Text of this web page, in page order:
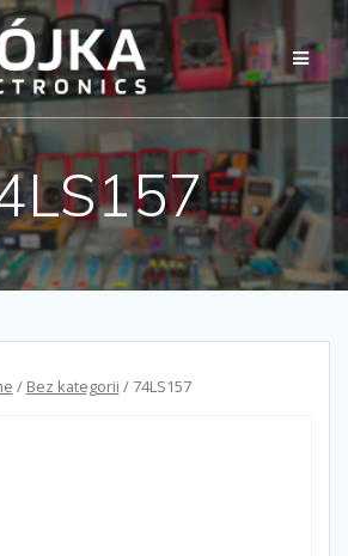
Przejdź
do
treści
/ Bez kategorii / 74LS157